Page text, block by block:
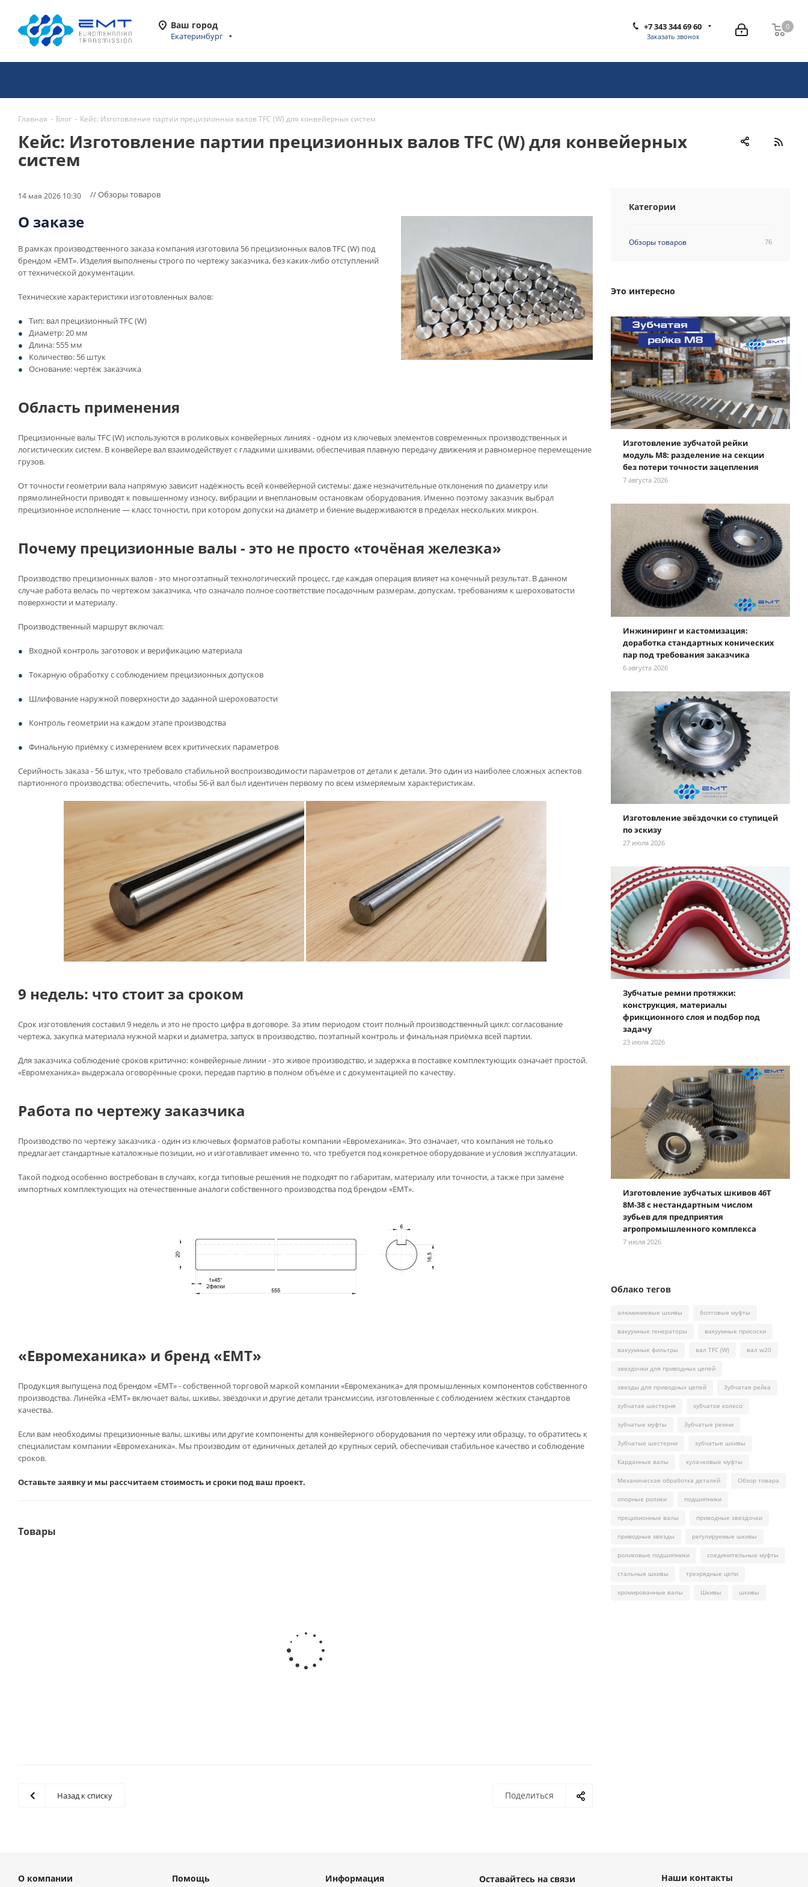
Ваш город
Екатеринбург
0
0
+7 343 344 69 60
Заказать звонок
Главная - Блог - Кейс: Изготовление партии прецизионных валов TFC (W) для конвейерных систем
Кейс: Изготовление партии прецизионных валов TFC (W) для конвейерных
систем
14 мая 2026 10:30 // Обзоры товаров
О заказе
В рамках производственного заказа компания изготовила 56 прецизионных валов TFC (W) под
брендом «EMT». Изделия выполнены строго по чертежу заказчика, без каких-либо отступлений
от технической документации.
Технические характеристики изготовленных валов:
Тип: вал прецизионный TFC (W)
Диаметр: 20 мм
Длина: 555 мм
Количество: 56 штук
Основание: чертёж заказчика
Область применения
Прецизионные валы TFC (W) используются в роликовых конвейерных линиях - одном из ключевых элементов современных производственных и
логистических систем. В конвейере вал взаимодействует с гладкими шкивами, обеспечивая плавную передачу движения и равномерное перемещение
грузов.
От точности геометрии вала напрямую зависит надёжность всей конвейерной системы: даже незначительные отклонения по диаметру или
прямолинейности приводят к повышенному износу, вибрации и внеплановым остановкам оборудования. Именно поэтому заказчик выбрал
прецизионное исполнение — класс точности, при котором допуски на диаметр и биение выдерживаются в пределах нескольких микрон.
Почему прецизионные валы - это не просто «точёная железка»
Производство прецизионных валов - это многоэтапный технологический процесс, где каждая операция влияет на конечный результат. В данном
случае работа велась по чертежом заказчика, что означало полное соответствие посадочным размерам, допускам, требованиям к шероховатости
поверхности и материалу.
Производственный маршрут включал:
Входной контроль заготовок и верификацию материала
Токарную обработку с соблюдением прецизионных допусков
Шлифование наружной поверхности до заданной шероховатости
Контроль геометрии на каждом этапе производства
Финальную приёмку с измерением всех критических параметров
Серийность заказа - 56 штук, что требовало стабильной воспроизводимости параметров от детали к детали. Это один из наиболее сложных аспектов
партионного производства: обеспечить, чтобы 56-й вал был идентичен первому по всем измеряемым характеристикам.
9 недель: что стоит за сроком
Срок изготовления составил 9 недель и это не просто цифра в договоре. За этим периодом стоит полный производственный цикл: согласование
чертежа, закупка материала нужной марки и диаметра, запуск в производство, поэтапный контроль и финальная приёмка всей партии.
Для заказчика соблюдение сроков критично: конвейерные линии - это живое производство, и задержка в поставке комплектующих означает простой.
«Евромеханика» выдержала оговорённые сроки, передав партию в полном объёме и с документацией по качеству.
Работа по чертежу заказчика
Производство по чертежу заказчика - один из ключевых форматов работы компании «Евромеханика». Это означает, что компания не только
предлагает стандартные каталожные позиции, но и изготавливает именно то, что требуется под конкретное оборудование и условия эксплуатации.
Такой подход особенно востребован в случаях, когда типовые решения не подходят по габаритам, материалу или точности, а также при замене
импортных комплектующих на отечественные аналоги собственного производства под брендом «EMT».
«Евромеханика» и бренд «EMT»
Продукция выпущена под брендом «EMT» - собственной торговой маркой компании «Евромеханика» для промышленных компонентов собственного
производства. Линейка «EMT» включает валы, шкивы, звёздочки и другие детали трансмиссии, изготовленные с соблюдением жёстких стандартов
качества.
Если вам необходимы прецизионные валы, шкивы или другие компоненты для конвейерного оборудования по чертежу или образцу, то обратитесь к
специалистам компании «Евромеханика». Мы производим от единичных деталей до крупных серий, обеспечивая стабильное качество и соблюдение
сроков.
Оставьте заявку и мы рассчитаем стоимость и сроки под ваш проект.
Товары
Поделиться
Назад к списку
Категории
Обзоры товаров 76
Это интересно
Изготовление зубчатой рейки
модуль М8: разделение на секции
без потери точности зацепления
7 августа 2026
Инжиниринг и кастомизация:
доработка стандартных конических
пар под требования заказчика
6 августа 2026
Изготовление звёздочки со ступицей
по эскизу
27 июля 2026
Зубчатые ремни протяжки:
конструкция, материалы
фрикционного слоя и подбор под
задачу
23 июля 2026
Изготовление зубчатых шкивов 46Т
8М-38 с нестандартным числом
зубьев для предприятия
агропромышленного комплекса
7 июля 2026
Облако тегов
алюминиевые шкивы болтовые муфты
вакуумные генераторы вакуумные присоски
вакуумные фильтры вал TFC (W) вал w20
звездочки для приводных цепей
звезды для приводных цепей Зубчатая рейка
зубчатая шестерня зубчатое колесо
зубчатые муфты Зубчатые ремни
Зубчатые шестерни зубчатые шкивы
Карданные валы кулачковые муфты
Механическая обработка деталей Обзор товара
опорные ролики подшипники
прецизионные валы приводные звездочки
приводные звезды регулируемые шкивы
роликовые подшипники соединительные муфты
стальные шкивы трехрядные цепи
хромированные валы Шкивы шкивы
О компании Помощь Информация Оставайтесь на связи Наши контакты